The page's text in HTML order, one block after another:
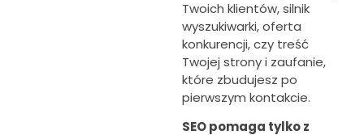
Twoich klientów, silnik
wyszukiwarki, oferta
konkurencji, czy treść
Twojej strony i zaufanie,
które zbudujesz po
pierwszym kontakcie.
SEO pomaga tylko z